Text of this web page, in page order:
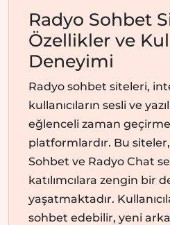
Radyo Sohbet
Özellikler ve
Deneyimi
Radyo sohbet siteleri,
kullanıcıların sesli ve
eğlenceli zaman
platformlardır. Bu
Sohbet ve Radyo Chat
katılımcılara zengin bir
yaşatmaktadır.
sohbet edebilir, yeni